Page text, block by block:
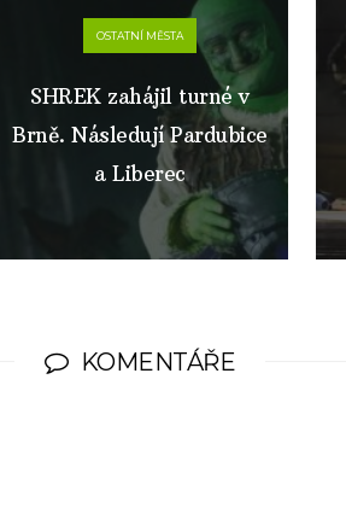
OSTATNÍ MĚSTA
SHREK zahájil turné v
Brně. Následují Pardubice
a Liberec
KOMENTÁŘE